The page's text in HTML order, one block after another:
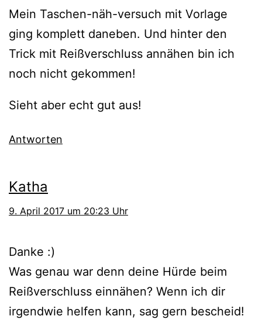
Mein Taschen-näh-versuch mit Vorlage
ging komplett daneben. Und hinter den
Trick mit Reißverschluss annähen bin ich
noch nicht gekommen!
Sieht aber echt gut aus!
Antworten
Katha
9. April 2017 um 20:23 Uhr
Danke :)
Was genau war denn deine Hürde beim
Reißverschluss einnähen? Wenn ich dir
irgendwie helfen kann, sag gern bescheid!